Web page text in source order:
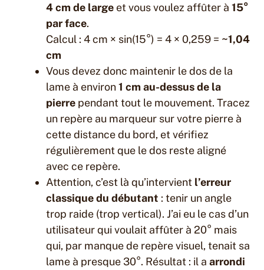
4 cm de large et vous voulez affûter à 15°
par face.
Calcul : 4 cm × sin(15°) = 4 × 0,259 = ~1,04
cm
Vous devez donc maintenir le dos de la
lame à environ1 cm au-dessus de la
pierre pendant tout le mouvement. Tracez
un repère au marqueur sur votre pierre à
cette distance du bord, et vérifiez
régulièrement que le dos reste aligné
avec ce repère.
Attention, c’est là qu’intervient l’erreur
classique du débutant : tenir un angle
trop raide (trop vertical). J’ai eu le cas d’un
utilisateur qui voulait affûter à 20° mais
qui, par manque de repère visuel, tenait sa
lame à presque 30°. Résultat : il a arrondi